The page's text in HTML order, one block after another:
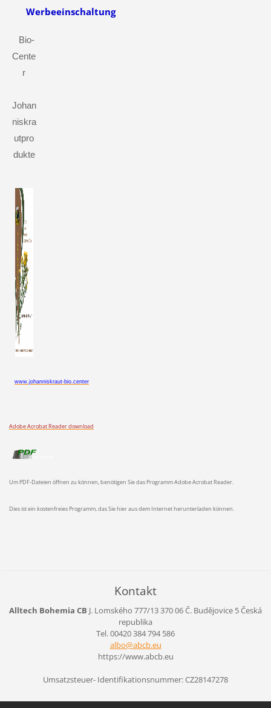
Werbeeinschaltung
Bio-
Cente
r
Johan
niskra
utpro
dukte
www.johanniskraut-bio.center
Adobe Acrobat Reader download
Um PDF-Dateien öffnen zu können, benötigen Sie das Programm Adobe Acrobat Reader.
Dies ist ein kostenfreies Programm, das Sie hier aus dem Internet herunterladen können.
Kontakt
Alltech Bohemia CB J. Lomského 777/13370 06 Č. Budějovice 5Česká
republika
Tel. 00420 384 794 586
albo@abcb.eu
https://www.abcb.eu
Umsatzsteuer- Identifikationsnummer: CZ28147278